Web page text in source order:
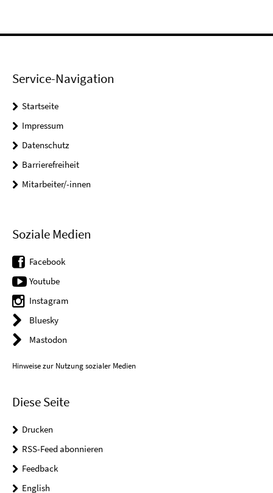
Service-Navigation
Startseite
Impressum
Datenschutz
Barrierefreiheit
Mitarbeiter/-innen
Soziale Medien
Facebook
Youtube
Instagram
Bluesky
Mastodon
Hinweise zur Nutzung sozialer Medien
Diese Seite
Drucken
RSS-Feed abonnieren
Feedback
English